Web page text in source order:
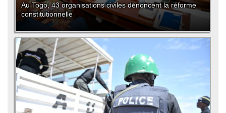
Au Togo, 43 organisations civiles dénoncent la réforme
constitutionnelle